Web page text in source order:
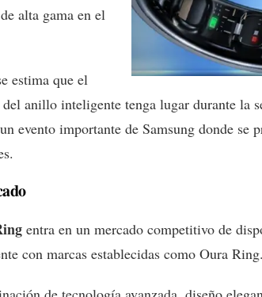
alta gama en el
estima que el
anillo inteligente tenga lugar durante la
evento importante de Samsung donde se
entra en un mercado competitivo de
con marcas establecidas como Oura Ring.